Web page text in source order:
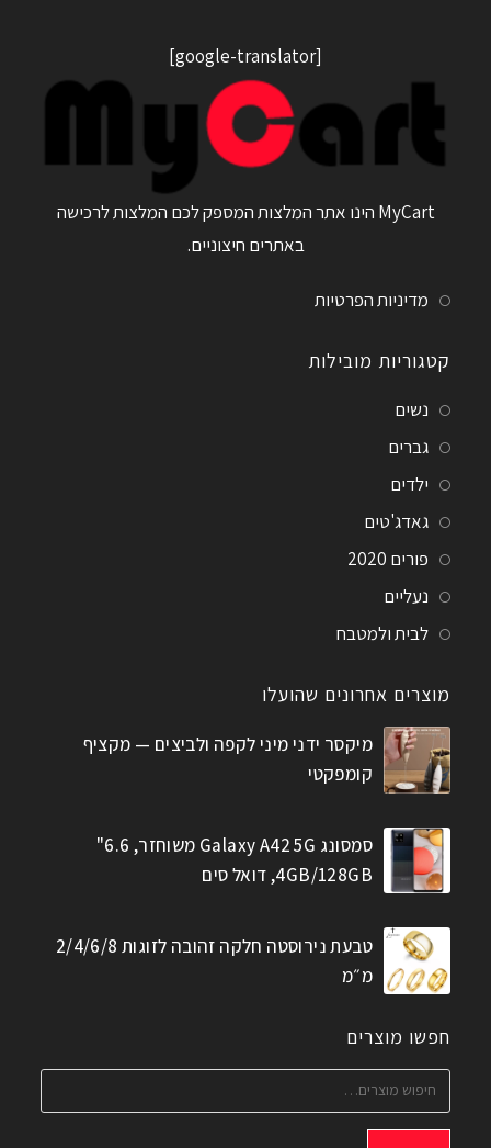
[google-translator]
MyCart הינו אתר המלצות המספק לכם המלצות לרכישה
באתרים חיצוניים.
מדיניות הפרטיות
קטגוריות מובילות
נשים
גברים
ילדים
גאדג'טים
פורים 2020
נעליים
לבית ולמטבח
מוצרים אחרונים שהועלו
מיקסר ידני מיני לקפה ולביצים — מקציף
קומפקטי
סמסונג Galaxy A42 5G משוחזר, 6.6"
4GB/128GB, דואל סים
טבעת נירוסטה חלקה זהובה לזוגות 2/4/6/8
מ״מ
חפשו מוצרים